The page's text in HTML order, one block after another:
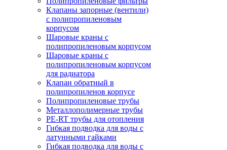
Клапаны запорные (вентили)
с полипропиленовым
корпусом
Шаровые краны с
полипропиленовым корпусом
Шаровые краны с
полипропиленовым корпусом
для радиатора
Клапан обратный в
полипропиленов корпусе
Полипропиленовые трубы
Металлополимерные трубы
PE-RT трубы для отопления
Гибкая подводка для воды с
латунными гайками
Гибкая подводка для воды с